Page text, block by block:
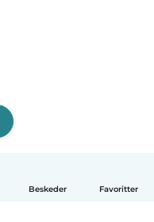
Beskeder Favoritter